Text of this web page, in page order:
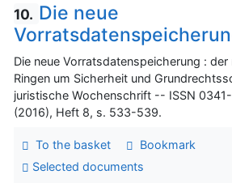
10. Die neue
Die neue Vorratsdatenspeicherung :
Ringen um Sicherheit und
juristische Wochenschrift -- ISSN
(2016), Heft 8, s. 533-539.
To the basket
Bookmark
Selected documents